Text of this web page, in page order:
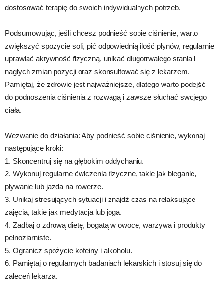
dostosować terapię do swoich indywidualnych potrzeb.
Podsumowując, jeśli chcesz podnieść sobie ciśnienie, warto
zwiększyć spożycie soli, pić odpowiednią ilość płynów, regularnie
uprawiać aktywność fizyczną, unikać długotrwałego stania i
nagłych zmian pozycji oraz skonsultować się z lekarzem.
Pamiętaj, że zdrowie jest najważniejsze, dlatego warto podejść
do podnoszenia ciśnienia z rozwagą i zawsze słuchać swojego
ciała.
Wezwanie do działania: Aby podnieść sobie ciśnienie, wykonaj
następujące kroki:
1. Skoncentruj się na głębokim oddychaniu.
2. Wykonuj regularne ćwiczenia fizyczne, takie jak bieganie,
pływanie lub jazda na rowerze.
3. Unikaj stresujących sytuacji i znajdź czas na relaksujące
zajęcia, takie jak medytacja lub joga.
4. Zadbaj o zdrową dietę, bogatą w owoce, warzywa i produkty
pełnoziarniste.
5. Ogranicz spożycie kofeiny i alkoholu.
6. Pamiętaj o regularnych badaniach lekarskich i stosuj się do
zaleceń lekarza.